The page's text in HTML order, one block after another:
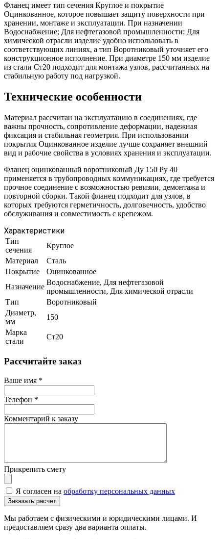
Фланец имеет тип сечения Круглое и покрытие
Оцинкованное, которое повышает защиту поверхности при
хранении, монтаже и эксплуатации. При назначении
Водоснабжение; Для нефтегазовой промышленности; Для
химической отрасли изделие удобно использовать в
соответствующих линиях, а тип Воротниковый уточняет его
конструкционное исполнение. При диаметре 150 мм изделие
из стали Ст20 подходит для монтажа узлов, рассчитанных на
стабильную работу под нагрузкой.
Технические особенности
Материал рассчитан на эксплуатацию в соединениях, где
важны прочность, сопротивление деформации, надежная
фиксация и стабильная геометрия. При использовании
покрытия Оцинкованное изделие лучше сохраняет внешний
вид и рабочие свойства в условиях хранения и эксплуатации.
Фланец оцинкованный воротниковый Ду 150 Ру 40
применяется в трубопроводных коммуникациях, где требуется
прочное соединение с возможностью ревизии, демонтажа и
повторной сборки. Такой фланец подходит для узлов, в
которых требуются герметичность, долговечность, удобство
обслуживания и совместимость с крепежом.
Характеристики
Тип
сечения
Круглое
Материал
Сталь
Покрытие
Оцинкованное
Назначение
Водоснабжение, Для нефтегазовой
промышленности, Для химической отрасли
Тип
Воротниковый
Диаметр,
мм
150
Марка
стали
Ст20
Рассчитайте заказ
Ваше имя *
Телефон *
Комментарий к заказу
Прикрепить смету
Я согласен на обработку персональных данных
Мы работаем с физическими и юридическими лицами. И
предоставляем сразу два варианта оплаты.